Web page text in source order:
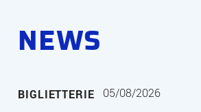
NEWS
BIGLIETTERIE 05/08/2026